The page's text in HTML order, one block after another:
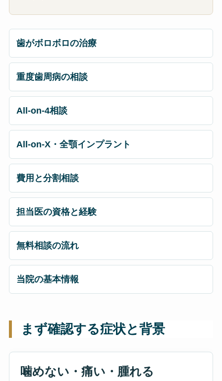
歯がボロボロの治療
重度歯周病の相談
All-on-4相談
All-on-X・全顎インプラント
費用と分割相談
担当医の資格と経験
無料相談の流れ
当院の基本情報
まず確認する症状と背景
噛めない・痛い・腫れる